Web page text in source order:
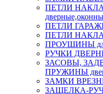
ПЕТЛИ
ПЕТЛИ
ПЕТЛИ
ПРОУШИНЫ для
РУЧКИ
ЗАСОВЫ,
ПРУЖИНЫ
ЗАМКИ
ЗАЩЕЛКА-